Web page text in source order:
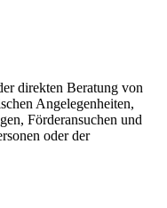
direkten Beratung von
Angelegenheiten,
Förderansuchen und
oder der